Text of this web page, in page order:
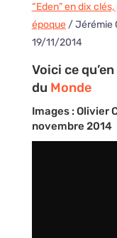
“Eden” en dix
époque/ Jérémie
19/11/2014
Voici ce
du Monde
Images : Olivier
novembre 2014